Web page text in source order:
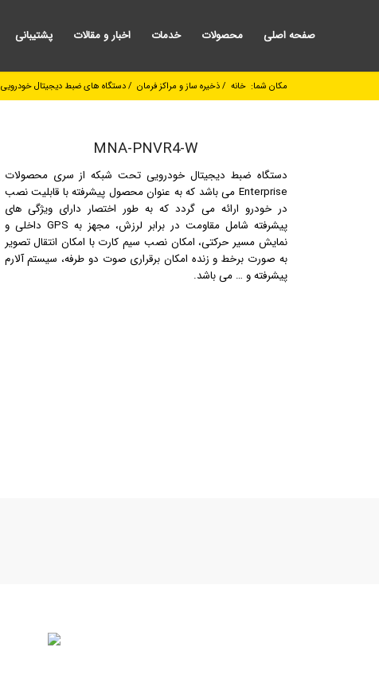
صفحه اصلی محصولات خدمات اخبار و مقالات پشتیبانی
مکان شما: خانه /ذخیره ساز و مراکز فرمان /دستگاه های ضبط دیجیتال خودرویی
MNA-PNVR4-W
دستگاه ضبط دیجیتال خودرویی تحت شبکه از سری محصولات
Enterprise می باشد که به عنوان محصول پیشرفته با قابلیت نصب
در خودرو ارائه می گردد که به طور اختصار دارای ویژگی های
پیشرفته شامل مقاومت در برابر لرزش، مجهز به GPS داخلی و
نمایش مسیر حرکتی، امکان نصب سیم کارت با امکان انتقال تصویر
به صورت برخط و زنده امکان برقراری صوت دو طرفه، سیستم آلارم
پیشرفته و … می باشد.